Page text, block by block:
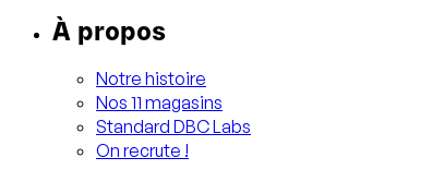
À propos
Notre histoire
Nos 11 magasins
Standard DBC Labs
On recrute !